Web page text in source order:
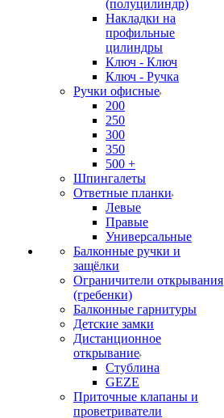
(полуцилиндр)
Накладки на
профильные
цилиндры
Ключ - Ключ
Ключ - Ручка
Ручки офисные
200
250
300
350
500 +
Шпингалеты
Ответные планки
Левые
Правые
Универсальные
Балконные ручки и
защёлки
Ограничители открывания
(гребенки)
Балконные гарнитуры
Детские замки
Дистанционное
открывание
Стублина
GEZE
Приточные клапаны и
проветриватели